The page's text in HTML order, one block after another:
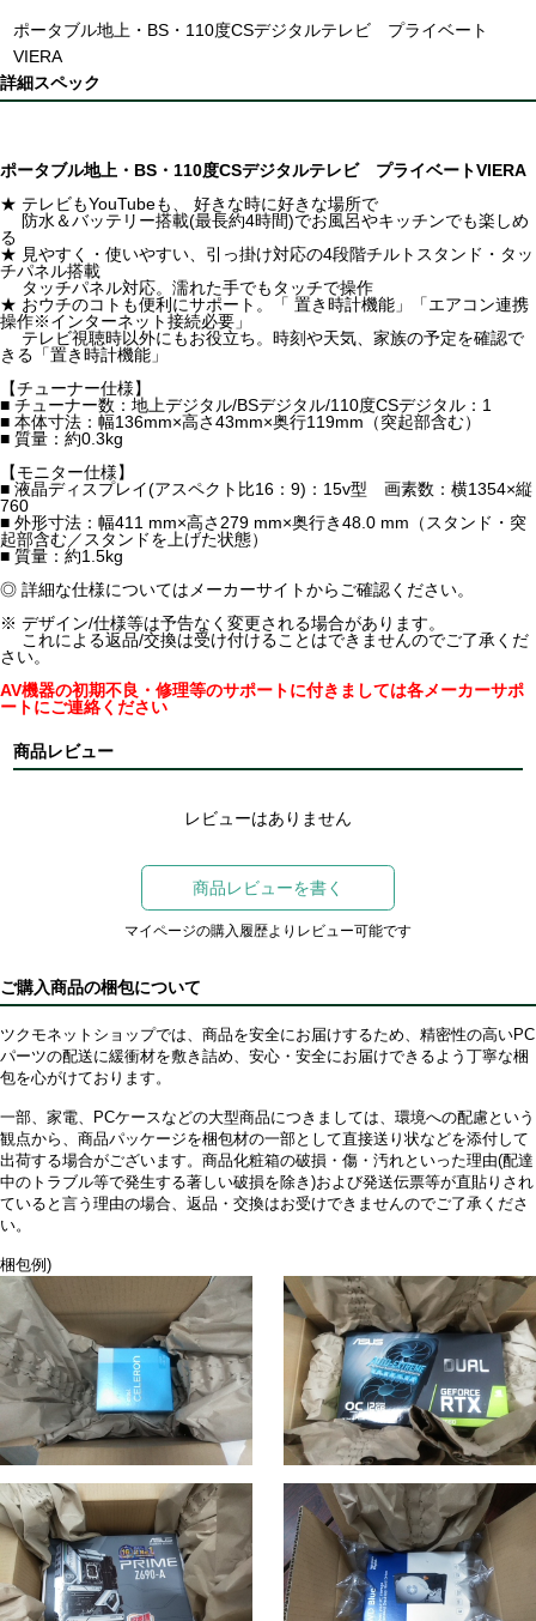
ポータブル地上・BS・110度CSデジタルテレビ プライベート
VIERA
詳細スペック
ポータブル地上・BS・110度CSデジタルテレビ プライベートVIERA
★ テレビもYouTubeも、 好きな時に好きな場所で
防水＆バッテリー搭載(最長約4時間)でお風呂やキッチンでも楽しめ
る
★ 見やすく・使いやすい、引っ掛け対応の4段階チルトスタンド・タッ
チパネル搭載
タッチパネル対応。濡れた手でもタッチで操作
★ おウチのコトも便利にサポート。「 置き時計機能」「エアコン連携
操作※インターネット接続必要」
テレビ視聴時以外にもお役立ち。時刻や天気、家族の予定を確認で
きる「置き時計機能」
【チューナー仕様】
■ チューナー数：地上デジタル/BSデジタル/110度CSデジタル：1
■ 本体寸法：幅136mm×高さ43mm×奥行119mm（突起部含む）
■ 質量：約0.3kg
【モニター仕様】
■ 液晶ディスプレイ(アスペクト比16：9)：15v型 画素数：横1354×縦
760
■ 外形寸法：幅411 mm×高さ279 mm×奥行き48.0 mm（スタンド・突
起部含む／スタンドを上げた状態）
■ 質量：約1.5kg
◎ 詳細な仕様についてはメーカーサイトからご確認ください。
※ デザイン/仕様等は予告なく変更される場合があります。
これによる返品/交換は受け付けることはできませんのでご了承くだ
さい。
AV機器の初期不良・修理等のサポートに付きましては各メーカーサポ
ートにご連絡ください
商品レビュー
レビューはありません
商品レビューを書く
マイページの購入履歴よりレビュー可能です
ご購入商品の梱包について
ツクモネットショップでは、商品を安全にお届けするため、精密性の高いPC
パーツの配送に緩衝材を敷き詰め、安心・安全にお届けできるよう丁寧な梱
包を心がけております。
一部、家電、PCケースなどの大型商品につきましては、環境への配慮という
観点から、商品パッケージを梱包材の一部として直接送り状などを添付して
出荷する場合がございます。商品化粧箱の破損・傷・汚れといった理由(配達
中のトラブル等で発生する著しい破損を除き)および発送伝票等が直貼りされ
ていると言う理由の場合、返品・交換はお受けできませんのでご了承くださ
い。
梱包例)